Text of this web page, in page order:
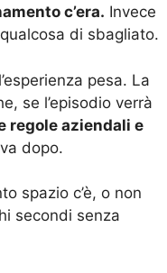
c’era. Invece
di sbagliato.
pesa. La
se l’episodio verrà
regole aziendali e
dopo.
spazio c’è, o non
secondi senza